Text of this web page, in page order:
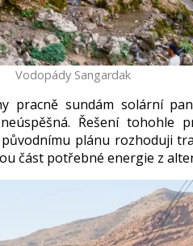
Vodopády Sangardak
pracně sundám solární
Řešení
plánu rozhoduji
část potřebné energie z